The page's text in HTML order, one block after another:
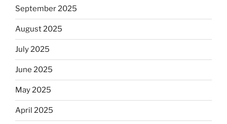
September 2025
August 2025
July 2025
June 2025
May 2025
April 2025